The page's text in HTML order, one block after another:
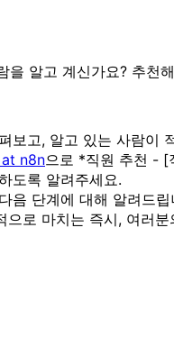
을 알고 계신가요? 추천
보고, 알고 있는 사람이
n8n으로 *직원 추천 - [
도록 알려주세요.
음 단계에 대해 알려드립
으로 마치는 즉시, 여러